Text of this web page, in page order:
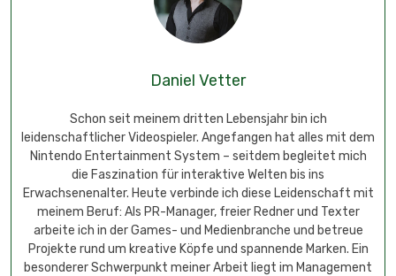
Daniel Vetter
Schon seit meinem dritten Lebensjahr bin ich
leidenschaftlicher Videospieler. Angefangen hat alles mit dem
Nintendo Entertainment System – seitdem begleitet mich
die Faszination für interaktive Welten bis ins
Erwachsenenalter. Heute verbinde ich diese Leidenschaft mit
meinem Beruf: Als PR-Manager, freier Redner und Texter
arbeite ich in der Games- und Medienbranche und betreue
Projekte rund um kreative Köpfe und spannende Marken. Ein
besonderer Schwerpunkt meiner Arbeit liegt im Management